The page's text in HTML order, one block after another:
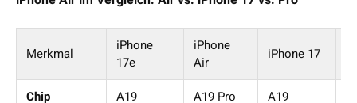
Merkmal
iPhone
17e
iPhone
Air
iPhone 17
Chip
A19 A19 Pro A19